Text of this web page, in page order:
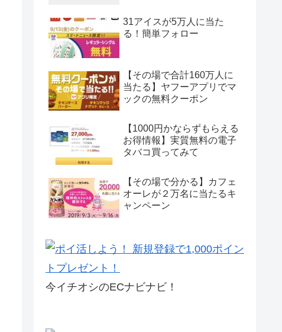
31アイスが5万人に当た
る！簡単フォロー
【その場で合計160万人に
当たる】ヤフーアプリでマ
ックの無料クーポン
【1000円かならずもらえる
お得情報】実質無料の電子
タバコ買ってみて
【その場で分かる】カフェ
オーレが２万名に当たるキ
ャンペーン
今イチオシのECナビナビ！